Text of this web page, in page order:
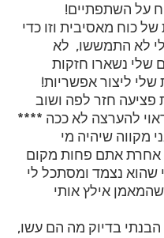
על השתפתיים!
כוח מאסיבית וזו כדי
לא התמששו, לא
שלי נשארו חזקות
שלי ליצור אפשריות!
פציעה חזר לפה ושוב
להערצה לא ככה ****
מקווה שיהיה מי
אחרת אתם פחות מקום
שהוא נצמד ומסתכל לי
שהמאמן אילץ אותי
הבנתי בדיוק מה הם עשו,